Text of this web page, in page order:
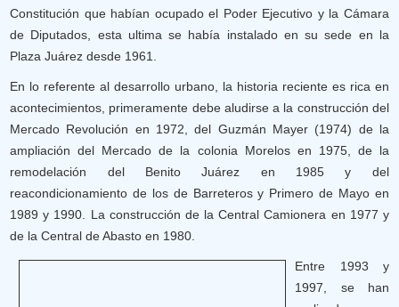
Constitución que habían ocupado el Poder Ejecutivo y la Cámara
de Diputados, esta ultima se había instalado en su sede en la
Plaza Juárez desde 1961.
En lo referente al desarrollo urbano, la historia reciente es rica en
acontecimientos, primeramente debe aludirse a la construcción del
Mercado Revolución en 1972, del Guzmán Mayer (1974) de la
ampliación del Mercado de la colonia Morelos en 1975, de la
remodelación del Benito Juárez en 1985 y del
reacondicionamiento de los de Barreteros y Primero de Mayo en
1989 y 1990. La construcción de la Central Camionera en 1977 y
de la Central de Abasto en 1980.
Entre 1993 y
1997, se han